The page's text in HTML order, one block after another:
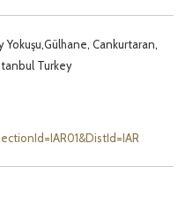
Cankurtaran,
Turkey